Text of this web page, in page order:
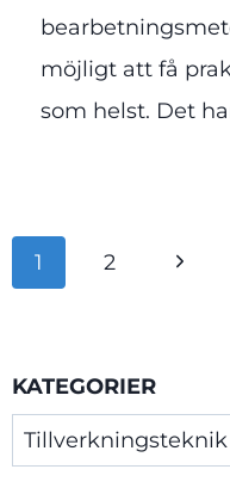
möjligt att få
som helst. Det
Page
1 2
Next
KATEGORIER
Kategorier